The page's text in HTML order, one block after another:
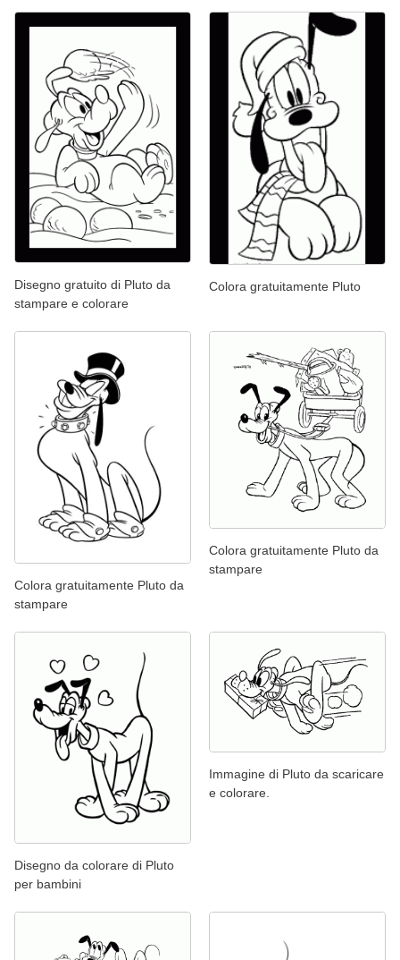
Disegno gratuito di Pluto da
stampare e colorare
Colora gratuitamente Pluto
Colora gratuitamente Pluto da
stampare
Colora gratuitamente Pluto da
stampare
Disegno da colorare di Pluto
per bambini
Immagine di Pluto da scaricare
e colorare.